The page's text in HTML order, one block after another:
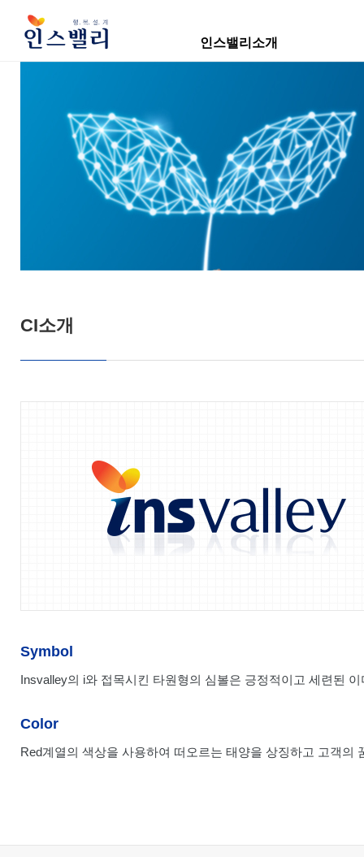
인스밸리소개
CI소개
Symbol
Insvalley의 i와 접목시킨 타원형의 심볼은 긍정적이고 세련된
Color
Red계열의 색상을 사용하여 떠오르는 태양을 상징하고 고객